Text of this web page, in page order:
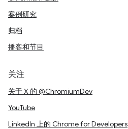
案例研究
归档
播客和节目
关注
关于 X 的 @ChromiumDev
YouTube
LinkedIn 上的 Chrome for Developers